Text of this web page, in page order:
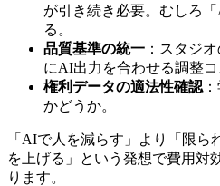
が引き続き必要。むしろ
る。
品質基準の統一 ：スタジ
にAI出力を合わせる調整コ
権利データの適法性確認
かどうか。
「AIで人を減らす」より「限
を上げる」という発想で費用対
ります。